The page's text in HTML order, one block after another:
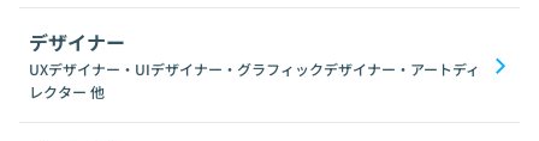
デザイナー
UXデザイナー・UIデザイナー・グラフィックデザイナー・アートディ
レクター 他